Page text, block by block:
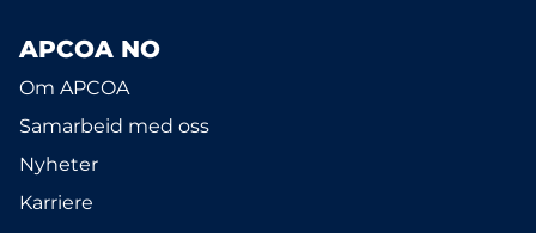
APCOA NO
Om APCOA
Samarbeid med oss
Nyheter
Karriere